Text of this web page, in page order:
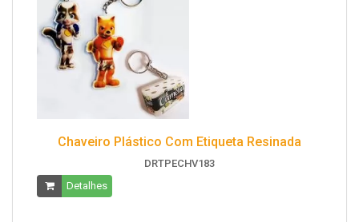
Chaveiro Plástico Com Etiqueta Resinada
DRTPECHV183
Detalhes